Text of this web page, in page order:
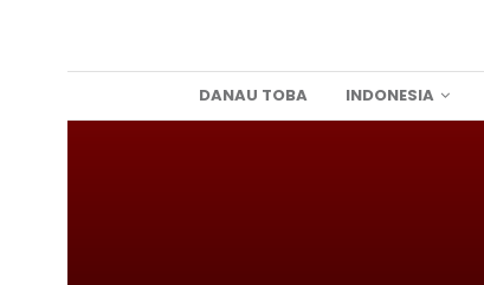
DANAU TOBA INDONESIA